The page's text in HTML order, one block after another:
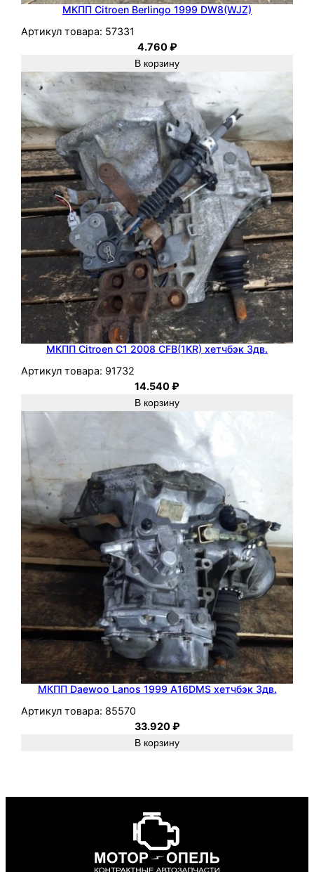
МКПП Citroen Berlingo 1999 DW8(WJZ)
Артикул товара: 57331
4.760₽
В корзину
МКПП Citroen C1 2008 CFB(1KR) хетчбэк 3дв.
Артикул товара: 91732
14.540₽
В корзину
МКПП Daewoo Lanos 1999 A16DMS хетчбэк 3дв.
Артикул товара: 85570
33.920₽
В корзину